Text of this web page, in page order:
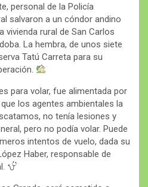
personal de la Policía
salvaron a un cóndor andino
vivienda rural de San Carlos
La hembra, de unos siete
Tatú Carreta para su
para volar, fue alimentada por
los agentes ambientales la
no tenía lesiones y
pero no podía volar. Puede
intentos de vuelo, dada su
Haber, responsable de